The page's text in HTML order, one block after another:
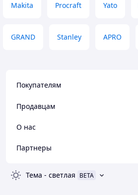
Makita Procraft Yato
GRAND Stanley APRO
Покупателям
Продавцам
О нас
Партнеры
Тема - светлая BETA